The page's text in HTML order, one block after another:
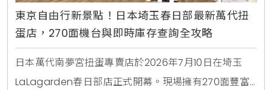
東京自由行新景點！日本埼玉春日部最新萬代扭
蛋店，270面機台與即時庫存查詢全攻略
日本萬代南夢宮扭蛋專賣店於2026年7月10日在埼玉
LaLagarden春日部店正式開幕。現場擁有270面豐富